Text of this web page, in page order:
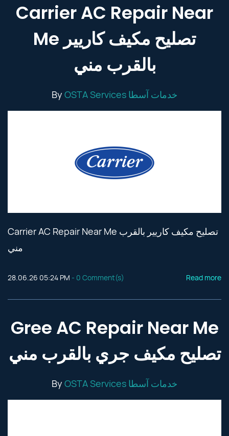
Carrier AC Repair Near
Me تصليح مكيف كاريير
بالقرب مني
By OSTA Services خدمات آسطا
Carrier AC Repair Near Me تصليح مكيف كاريير بالقرب
مني
28.06.26 05:24 PM - 0 Comment(s) Read more
Gree AC Repair Near Me
تصليح مكيف جري بالقرب مني
By OSTA Services خدمات آسطا